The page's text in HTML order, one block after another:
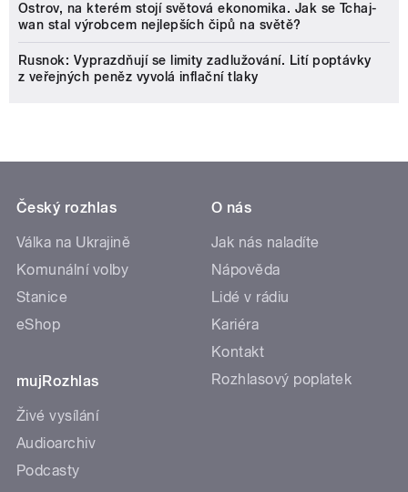
Ostrov, na kterém stojí světová ekonomika. Jak se Tchaj-
wan stal výrobcem nejlepších čipů na světě?
Rusnok: Vyprazdňují se limity zadlužování. Lití poptávky
z veřejných peněz vyvolá inflační tlaky
Český rozhlas
Válka na Ukrajině
Komunální volby
Stanice
eShop
mujRozhlas
Živé vysílání
Audioarchiv
Podcasty
O nás
Jak nás naladíte
Nápověda
Lidé v rádiu
Kariéra
Kontakt
Rozhlasový poplatek